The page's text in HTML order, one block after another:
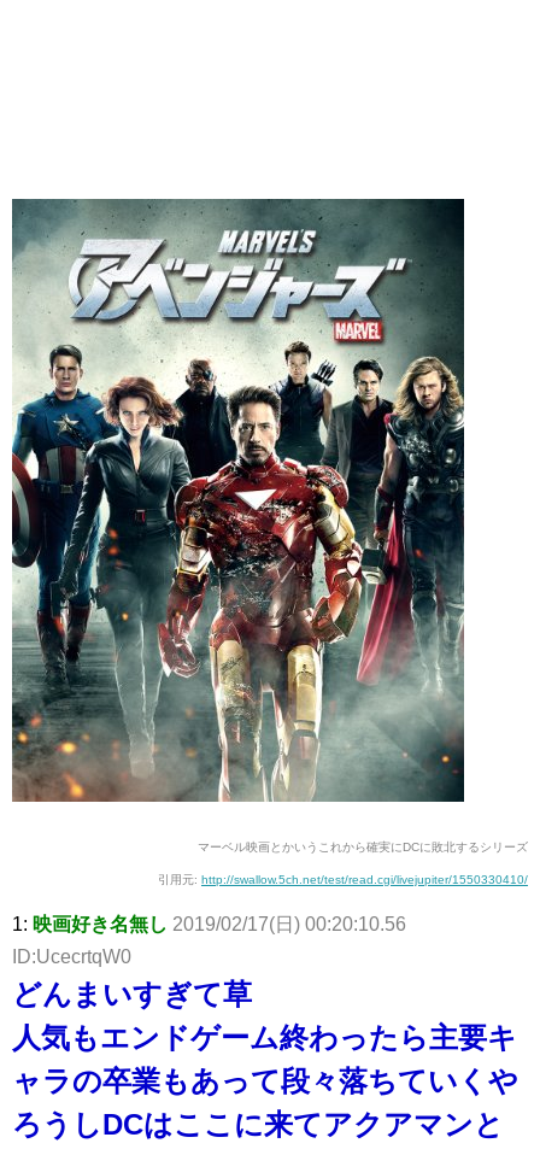
マーベル映画とかいうこれから確実にDCに敗北するシリーズ
引用元: http://swallow.5ch.net/test/read.cgi/livejupiter/1550330410/
1: 映画好き名無し 2019/02/17(日) 00:20:10.56
ID:UcecrtqW0
どんまいすぎて草
人気もエンドゲーム終わったら主要キ
ャラの卒業もあって段々落ちていくや
ろうしDCはここに来てアクアマンと